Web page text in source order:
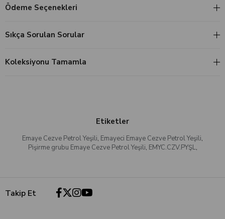
Ödeme Seçenekleri
Sıkça Sorulan Sorular
Koleksiyonu Tamamla
Etiketler
Emaye Cezve Petrol Yeşili, Emayeci Emaye Cezve Petrol Yeşili,
Pişirme grubu Emaye Cezve Petrol Yeşili, EMYC.CZV.PYŞL,
Takip Et